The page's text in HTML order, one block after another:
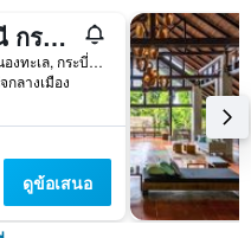
ดุสิตธานี กระบี่ บีช รีสอร์ท
155 ม.2 ต.หนองทะเล, กระบี่, ประเทศไทย
กลางเมือง
ดูข้อเสนอ